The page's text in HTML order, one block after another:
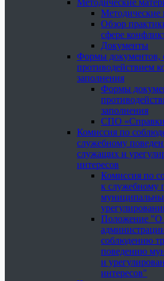
Методические
Методические
Обзор
сфере
Документы
Формы документов,
противодействием
заполнения
Формы
заполнения
СПО
Комиссия по
служебному
служащих и
интересов
Комиссия по
к служебному
Положение "О
соблюдению
поведению
и
интересов"